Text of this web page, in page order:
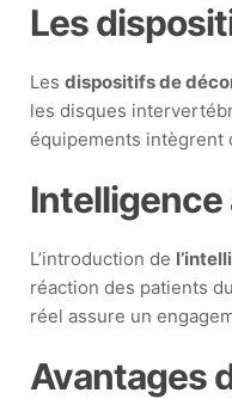
Les
Lesdispositifs de
les disques
équipements intègrent
L’introduction de
réaction des patients
réel assure un
Avantages